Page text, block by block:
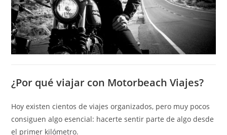
¿Por qué viajar con Motorbeach Viajes?
Hoy existen cientos de viajes organizados, pero muy pocos
consiguen algo esencial: hacerte sentir parte de algo desde
el primer kilómetro.